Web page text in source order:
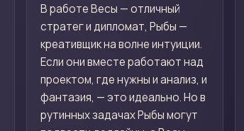
В работе Весы — отличный
стратег и дипломат, Рыбы —
креативщик на волне интуиции.
Если они вместе работают над
проектом, где нужны и анализ, и
фантазия, — это идеально. Но в
рутинных задачах Рыбы могут